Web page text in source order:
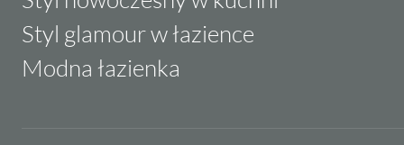
Styl glamour w łazience
Modna łazienka